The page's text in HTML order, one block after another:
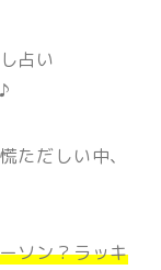
占い
ただしい中、
ソン？ラッキ